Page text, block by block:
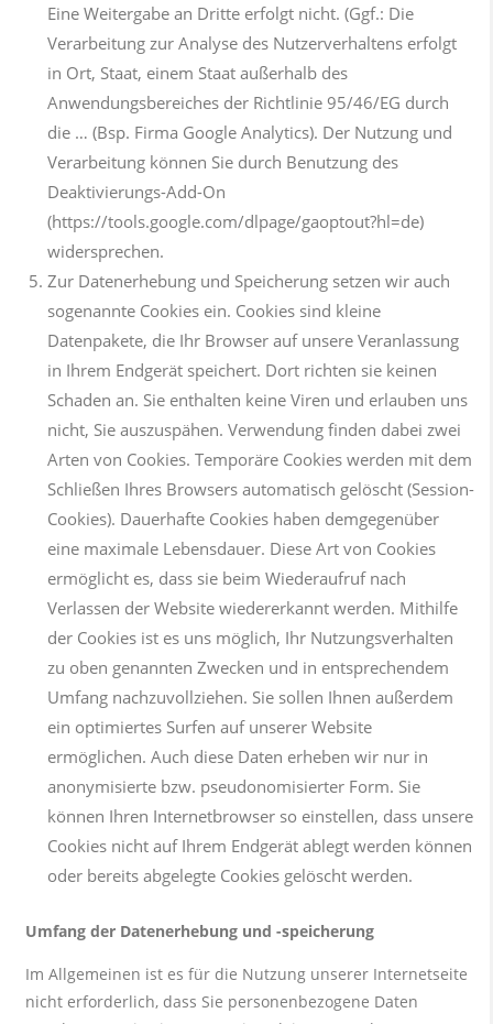
Eine Weitergabe an Dritte erfolgt nicht. (Ggf.: Die
Verarbeitung zur Analyse des Nutzerverhaltens erfolgt
in Ort, Staat, einem Staat außerhalb des
Anwendungsbereiches der Richtlinie 95/46/EG durch
die … (Bsp. Firma Google Analytics). Der Nutzung und
Verarbeitung können Sie durch Benutzung des
Deaktivierungs-Add-On
(https://tools.google.com/dlpage/gaoptout?hl=de)
widersprechen.
Zur Datenerhebung und Speicherung setzen wir auch
sogenannte Cookies ein. Cookies sind kleine
Datenpakete, die Ihr Browser auf unsere Veranlassung
in Ihrem Endgerät speichert. Dort richten sie keinen
Schaden an. Sie enthalten keine Viren und erlauben uns
nicht, Sie auszuspähen. Verwendung finden dabei zwei
Arten von Cookies. Temporäre Cookies werden mit dem
Schließen Ihres Browsers automatisch gelöscht (Session-
Cookies). Dauerhafte Cookies haben demgegenüber
eine maximale Lebensdauer. Diese Art von Cookies
ermöglicht es, dass sie beim Wiederaufruf nach
Verlassen der Website wiedererkannt werden. Mithilfe
der Cookies ist es uns möglich, Ihr Nutzungsverhalten
zu oben genannten Zwecken und in entsprechendem
Umfang nachzuvollziehen. Sie sollen Ihnen außerdem
ein optimiertes Surfen auf unserer Website
ermöglichen. Auch diese Daten erheben wir nur in
anonymisierte bzw. pseudonomisierter Form. Sie
können Ihren Internetbrowser so einstellen, dass unsere
Cookies nicht auf Ihrem Endgerät ablegt werden können
oder bereits abgelegte Cookies gelöscht werden.
Umfang der Datenerhebung und -speicherung
Im Allgemeinen ist es für die Nutzung unserer Internetseite
nicht erforderlich, dass Sie personenbezogene Daten